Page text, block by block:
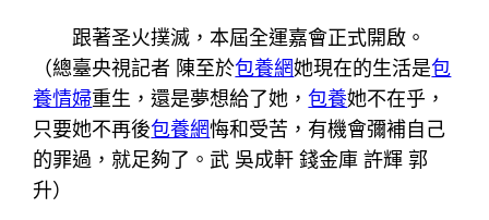
跟著圣火撲滅，本屆全運嘉會正式開啟。
（總臺央視記者 陳至於包養網她現在的生活是包
養情婦重生，還是夢想給了她，包養她不在乎，
只要她不再後包養網悔和受苦，有機會彌補自己
的罪過，就足夠了。武 吳成軒 錢金庫 許輝 郭
升）